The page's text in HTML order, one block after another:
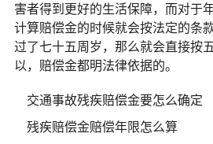
害者得到更好的生活保障，而对于
计算赔偿金的时候就会按法定的条
过了七十五周岁，那么就会直接按
以，赔偿金都明法律依据的。
交通事故残疾赔偿金要怎么确定
残疾赔偿金赔偿年限怎么算